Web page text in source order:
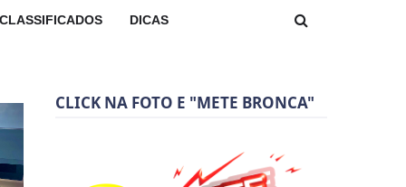
CLASSIFICADOS DICAS
CLICK NA FOTO E "METE BRONCA"